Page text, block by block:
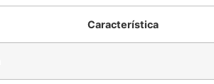
Característica